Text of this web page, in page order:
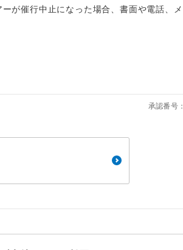
が催行中止になった場合、書面や電話、
承認番号
けるコースです。
制限があるコースです。